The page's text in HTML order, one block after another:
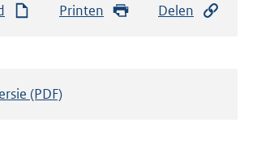
Printen Delen
(PDF)